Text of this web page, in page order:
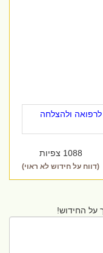
ולהצלחה
1088 צפיות
על חידוש לא ראוי)
החידוש!